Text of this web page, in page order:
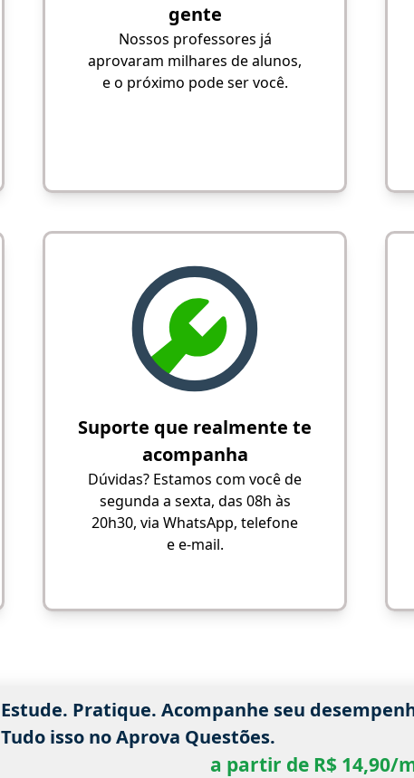
gente
Nossos professores já
aprovaram milhares de alunos,
e o próximo pode ser você.
Suporte que realmente te
acompanha
Dúvidas? Estamos com você de
segunda a sexta, das 08h às
20h30, via WhatsApp, telefone
e e-mail.
Estude. Pratique. Acompanhe seu
Tudo isso no Aprova Questões.
a partir de R$ 14,90/